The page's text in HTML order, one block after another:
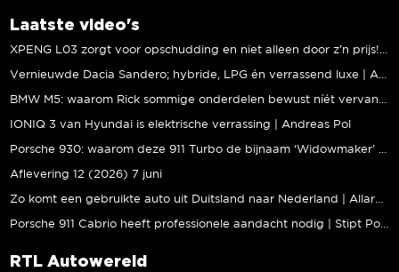
Laatste video's
IONIQ 3 van Hyundai is elektrische verrassing | Andreas Pol
Aflevering 12 (2026) 7 juni
RTL Autowereld